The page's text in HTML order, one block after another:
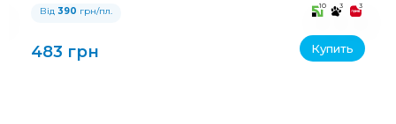
Від 390 грн/пл. 10 3 3
483 грн Купить